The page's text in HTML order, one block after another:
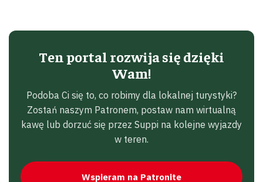
Ten portal rozwija się dzięki
Wam!
Podoba Ci się to, co robimy dla lokalnej turystyki?
Zostań naszym Patronem, postaw nam wirtualną
kawę lub dorzuć się przez Suppi na kolejne wyjazdy
w teren.
Wspieram na Patronite